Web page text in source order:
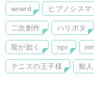
wrwrd ヒプノシスマ
二次創作 ハリポタ
龍が如く npr
テニスの王子様 鯨人